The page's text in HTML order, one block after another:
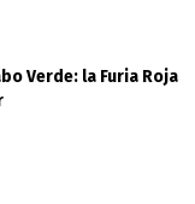
Verde: la Furia Roja